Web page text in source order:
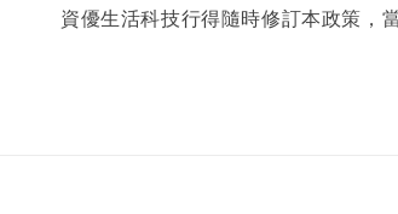
資優生活科技行得隨時修訂本政策，